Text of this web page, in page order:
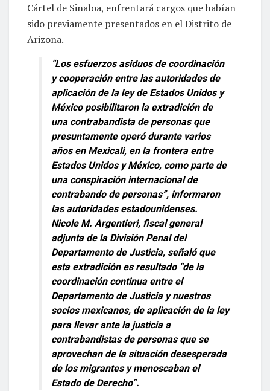
Cártel de Sinaloa, enfrentará cargos que habían
sido previamente presentados en el Distrito de
Arizona.
“Los esfuerzos asiduos de coordinación
y cooperación entre las autoridades de
aplicación de la ley de Estados Unidos y
México posibilitaron la extradición de
una contrabandista de personas que
presuntamente operó durante varios
años en Mexicali, en la frontera entre
Estados Unidos y México, como parte de
una conspiración internacional de
contrabando de personas”, informaron
las autoridades estadounidenses.
Nicole M. Argentieri, fiscal general
adjunta de la División Penal del
Departamento de Justicia, señaló que
esta extradición es resultado “de la
coordinación continua entre el
Departamento de Justicia y nuestros
socios mexicanos, de aplicación de la ley
para llevar ante la justicia a
contrabandistas de personas que se
aprovechan de la situación desesperada
de los migrantes y menoscaban el
Estado de Derecho”.